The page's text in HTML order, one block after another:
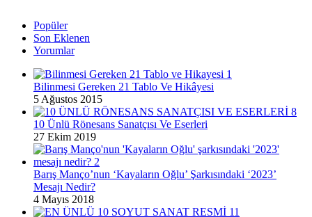
Popüler
Son Eklenen
Yorumlar
Bilinmesi Gereken 21 Tablo Ve Hikâyesi
5 Ağustos 2015
10 Ünlü Rönesans Sanatçısı Ve Eserleri
27 Ekim 2019
Barış Manço’nun ‘Kayaların Oğlu’ Şarkısındaki ‘2023’
Mesajı Nedir?
4 Mayıs 2018